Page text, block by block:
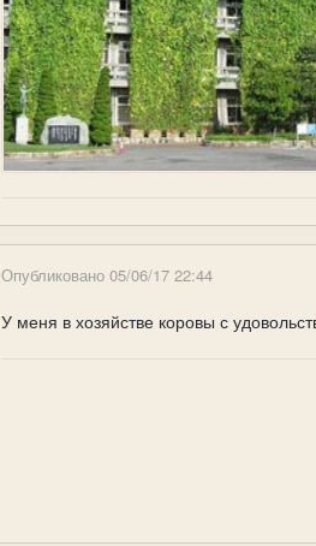
Опубликовано 05/06/17 22:44
У меня в хозяйстве коровы с